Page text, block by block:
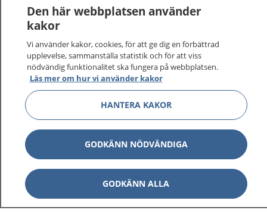
1177 på flera språk
Om 1177 Show
Kontakt
Behandling av personuppgifter
Hantering av kakor
Den här webbplatsen använder
kakor
Vi använder kakor, cookies, för att ge dig en förbättrad
upplevelse, sammanställa statistik och för att viss
nödvändig funktionalitet ska fungera på webbplatsen.
Läs mer om hur vi använder kakor
HANTERA KAKOR
GODKÄNN NÖDVÄNDIGA
GODKÄNN ALLA